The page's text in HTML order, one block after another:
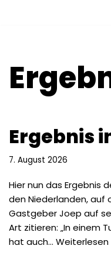
Ergebnis
7. August 2026
Hier nun das Ergebnis
den Niederlanden, auf
Gastgeber Joep auf
Art zitieren: „In einem
hat auch… Weiterlesen